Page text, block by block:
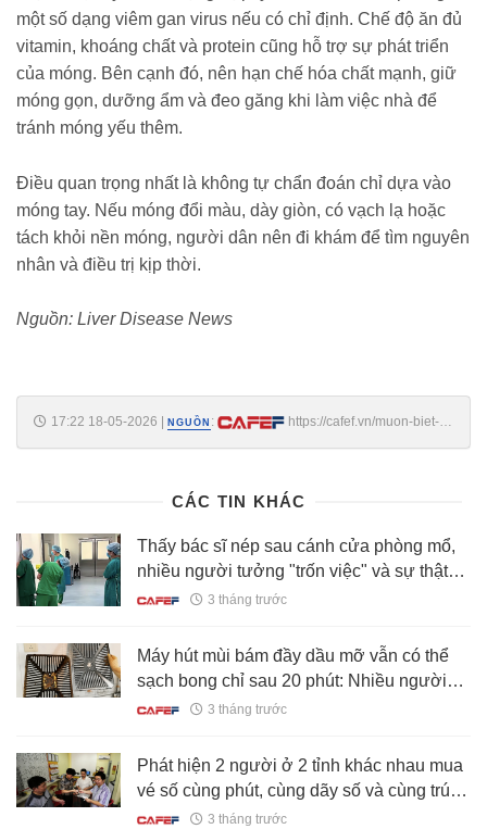
một số dạng viêm gan virus nếu có chỉ định. Chế độ ăn đủ
vitamin, khoáng chất và protein cũng hỗ trợ sự phát triển
của móng. Bên cạnh đó, nên hạn chế hóa chất mạnh, giữ
móng gọn, dưỡng ẩm và đeo găng khi làm việc nhà để
tránh móng yếu thêm.
Điều quan trọng nhất là không tự chẩn đoán chỉ dựa vào
móng tay. Nếu móng đổi màu, dày giòn, có vạch lạ hoặc
tách khỏi nền móng, người dân nên đi khám để tìm nguyên
nhân và điều trị kịp thời.
Nguồn: Liver Disease News
17:22 18-05-2026 NGUỒN :
https://cafef.vn/muon-biet-
CÁC TIN KHÁC
Thấy bác sĩ nép sau cánh cửa phòng mổ,
nhiều người tưởng "trốn việc" và sự thật
phía sau 3 tháng trước
Máy hút mùi bám đầy dầu mỡ vẫn có thể
sạch bong chỉ sau 20 phút: Nhiều người
bất ngờ vì “vũ khí” lại là… máy sấy tóc
3 tháng trước
Phát hiện 2 người ở 2 tỉnh khác nhau mua
vé số cùng phút, cùng dãy số và cùng trúng
độc đắc hơn 32 tỷ đồng
3 tháng trước